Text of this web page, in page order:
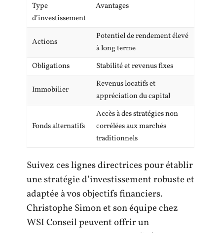
Type
d’investissement
Avantages
Actions
Potentiel de rendement élevé
à long terme
Obligations
Stabilité et revenus fixes
Immobilier
Revenus locatifs et
appréciation du capital
Fonds alternatifs
Accès à des stratégies non
corrélées aux marchés
traditionnels
Suivez ces lignes directrices pour établir
une stratégie d’investissement robuste et
adaptée à vos objectifs financiers.
Christophe Simon et son équipe chez
WSI Conseil peuvent offrir un